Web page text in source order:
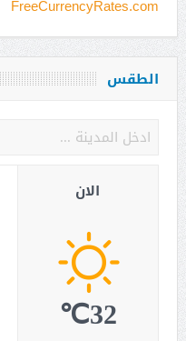
FreeCurrencyRates.com
الطقس
الان
32℃